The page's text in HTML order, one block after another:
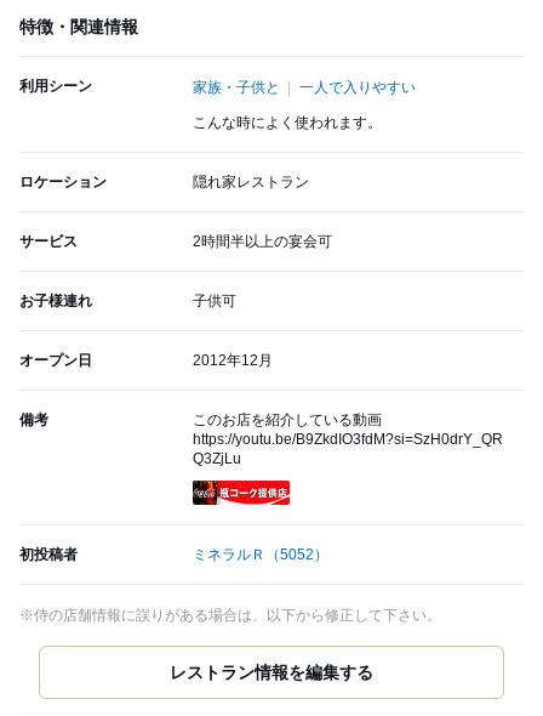
特徴・関連情報
利用シーン 家族・子供と 一人で入りやすい
こんな時によく使われます。
ロケーション 隠れ家レストラン
サービス 2時間半以上の宴会可
お子様連れ 子供可
オープン日 2012年12月
備考
このお店を紹介している動画
https://youtu.be/B9ZkdIO3fdM?si=SzH0drY_QR
Q3ZjLu
初投稿者 ミネラルＲ （5052）
※侍の店舗情報に誤りがある場合は、以下から修正して下さい。